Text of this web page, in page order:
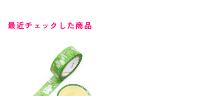
最近チェックした商品